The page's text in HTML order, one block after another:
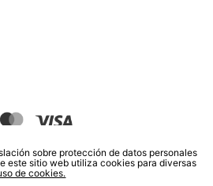
S.A. TODOS LOS DERECHOS RESERVADOS.
sobre protección de datos personales
este sitio web utiliza cookies para diversas
de cookies.